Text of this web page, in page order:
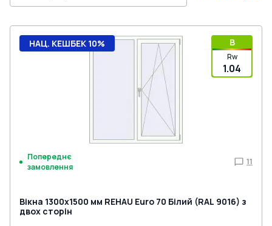
B
Rw
1.04
НАЦ. КЕШБЕК 10%
Попереднє
замовлення
11
Вікна 1300x1500 мм REHAU Euro 70 Білий (RAL 9016) з
двох сторін